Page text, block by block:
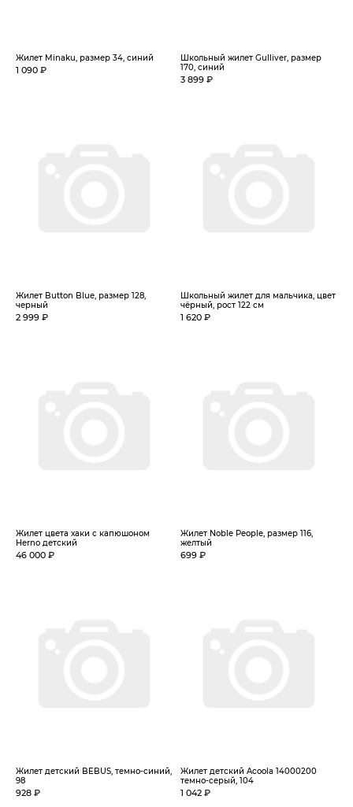
Жилет Minaku, размер 34, синий
1 090 ₽
Школьный жилет Gulliver, размер
170, синий
3 899 ₽
Жилет Button Blue, размер 128,
черный
2 999 ₽
Школьный жилет для мальчика, цвет
чёрный, рост 122 см
1 620 ₽
Жилет цвета хаки с капюшоном
Herno детский
46 000 ₽
Жилет Noble People, размер 116,
желтый
699 ₽
Жилет детский BEBUS, темно-синий,
98
928 ₽
Жилет детский Acoola 14000200
темно-серый, 104
1 042 ₽